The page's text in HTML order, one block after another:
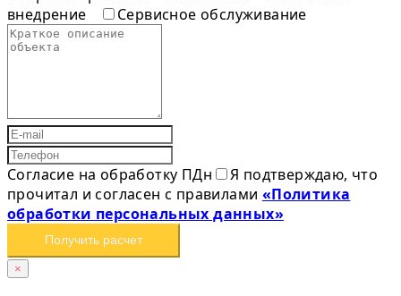
внедрение
Сервисное обслуживание
Согласие на обработку ПДн
Я подтверждаю, что
прочитал и согласен с правилами «Политика
обработки персональных данных»
Получить расчет
×